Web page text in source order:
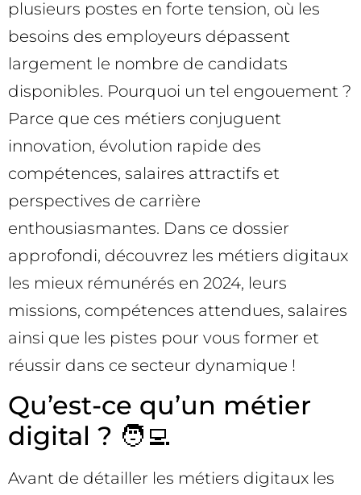
plusieurs postes en forte tension, où les
besoins des employeurs dépassent
largement le nombre de candidats
disponibles. Pourquoi un tel engouement ?
Parce que ces métiers conjuguent
innovation, évolution rapide des
compétences, salaires attractifs et
perspectives de carrière
enthousiasmantes. Dans ce dossier
approfondi, découvrez les métiers digitaux
les mieux rémunérés en 2024, leurs
missions, compétences attendues, salaires
ainsi que les pistes pour vous former et
réussir dans ce secteur dynamique !
Qu’est-ce qu’un métier
digital ? 🧑‍💻
Avant de détailler les métiers digitaux les